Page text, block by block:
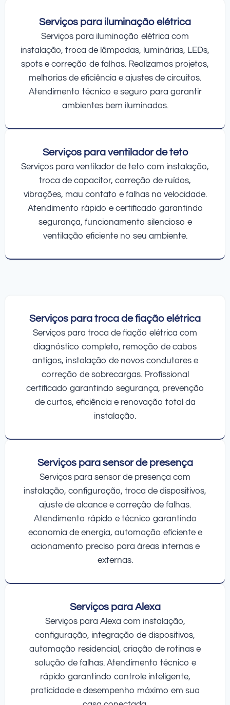
Serviços para iluminação elétrica
Serviços para iluminação elétrica com
instalação, troca de lâmpadas, luminárias, LEDs,
spots e correção de falhas. Realizamos projetos,
melhorias de eficiência e ajustes de circuitos.
Atendimento técnico e seguro para garantir
ambientes bem iluminados.
Serviços para ventilador de teto
Serviços para ventilador de teto com instalação,
troca de capacitor, correção de ruídos,
vibrações, mau contato e falhas na velocidade.
Atendimento rápido e certificado garantindo
segurança, funcionamento silencioso e
ventilação eficiente no seu ambiente.
Serviços para troca de fiação elétrica
Serviços para troca de fiação elétrica com
diagnóstico completo, remoção de cabos
antigos, instalação de novos condutores e
correção de sobrecargas. Profissional
certificado garantindo segurança, prevenção
de curtos, eficiência e renovação total da
instalação.
Serviços para sensor de presença
Serviços para sensor de presença com
instalação, configuração, troca de dispositivos,
ajuste de alcance e correção de falhas.
Atendimento rápido e técnico garantindo
economia de energia, automação eficiente e
acionamento preciso para áreas internas e
externas.
Serviços para Alexa
Serviços para Alexa com instalação,
configuração, integração de dispositivos,
automação residencial, criação de rotinas e
solução de falhas. Atendimento técnico e
rápido garantindo controle inteligente,
praticidade e desempenho máximo em sua